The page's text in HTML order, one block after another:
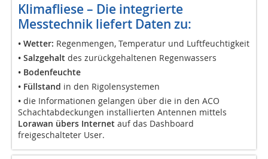
Klimafliese – Die integrierte
Messtechnik liefert Daten zu:
• Wetter: Regenmengen, Temperatur und Luftfeuchtigkeit
• Salzgehalt des zurückgehaltenen Regenwassers
• Bodenfeuchte
• Füllstand in den Rigolensystemen
• die Informationen gelangen über die in den ACO
Schachtabdeckungen installierten Antennen mittels
Lorawan übers Internet auf das Dashboard
freigeschalteter User.